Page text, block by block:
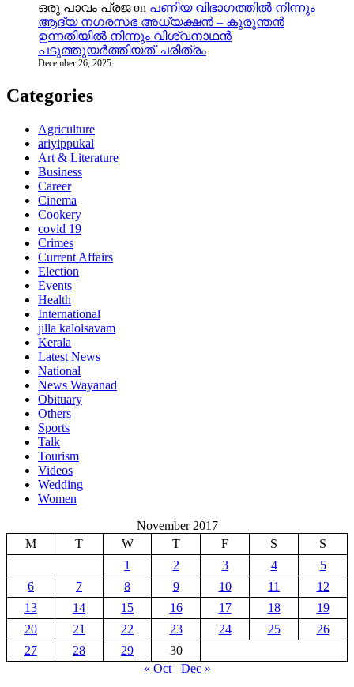
ഒരു പാവം പ്രജon പണിയ വിഭാഗത്തിൽ നിന്നും
ആദ്യ നഗരസഭ അധ്യക്ഷൻ – കുരുന്തൻ
ഉന്നതിയിൽ നിന്നും വിശ്വനാഥൻ
പടുത്തുയർത്തിയത് ചരിത്രം
December 26, 2025
Categories
Agriculture
ariyippukal
Art & Literature
Business
Career
Cinema
Cookery
covid 19
Crimes
Current Affairs
Election
Events
Health
International
jilla kalolsavam
Kerala
Latest News
National
News Wayanad
Obituary
Others
Sports
Talk
Tourism
Videos
Wedding
Women
November 2017
M
T W T F S
S
1
2 3 4
5
6
7 8 9 10 11
12
13
14 15 16 17 18
19
20
21 22 23 24 25
26
27
28 29
30
« Oct
Dec »